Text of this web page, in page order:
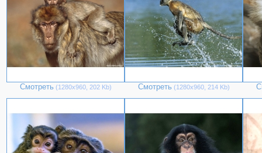
Смотреть (1280х960, 202 Kb) Смотреть (1280х960, 214 Kb)